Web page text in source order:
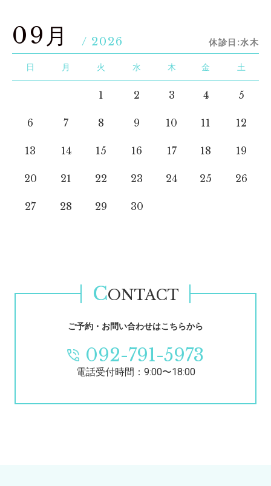
09月 / 2026 休診日:水木
日 月 火 水 木 金 土
1 2 3 4 5
6 7 8 9 10 11 12
13 14 15 16 17 18 19
20 21 22 23 24 25 26
27 28 29 30
CONTACT
ご予約・お問い合わせはこちらから
092-791-5973
電話受付時間：9:00〜18:00